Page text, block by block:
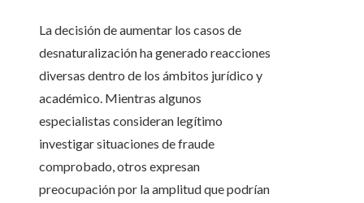
La decisión de aumentar los casos de
desnaturalización ha generado reacciones
diversas dentro de los ámbitos jurídico y
académico. Mientras algunos
especialistas consideran legítimo
investigar situaciones de fraude
comprobado, otros expresan
preocupación por la amplitud que podrían